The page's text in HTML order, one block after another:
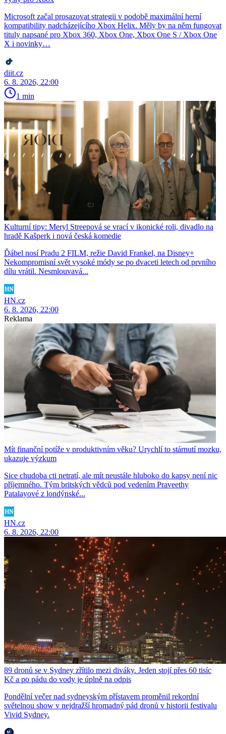
Microsoft začal prosazovat strategii v podobě maximální herní
kompatibility nadcházejícího Xbox Helix. Měly by na něm fungovat
tituly napsané pro Xbox 360, Xbox One, Xbox One S / Xbox One
X i novinky…
diit.cz
6. 8. 2026, 22:00
1 min
Kulturní tipy: Meryl Streepová se vrací v ikonické roli, divadlo na
hradě Kašperk i nová česká komedie
Ďábel nosí Pradu 2 FILM, režie David Frankel, na Disney+
Nekompromisní svět vysoké módy se po dvaceti letech od prvního
dílu vrátil. Nesmlouvavá...
HN.cz
6. 8. 2026, 22:00
Reklama
Mít finanční potíže v produktivním věku? Urychlí to stárnutí mozku,
ukazuje výzkum
Sice chudoba cti netratí, ale mít neustále hluboko do kapsy není nic
příjemného. Tým britských vědců pod vedením Praveethy
Patalayové z londýnské...
HN.cz
6. 8. 2026, 22:00
89 dronů se v Sydney zřítilo mezi diváky. Jeden stojí přes 60 tisíc
Kč a po pádu do vody je úplně na odpis
Pondělní večer nad sydneyským přístavem proměnil rekordní
světelnou show v nejdražší hromadný pád dronů v historii festivalu
Vivid Sydney.